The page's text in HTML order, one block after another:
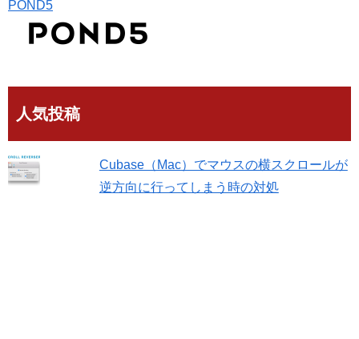
POND5
人気投稿
Cubase（Mac）でマウスの横スクロールが
逆方向に行ってしまう時の対処